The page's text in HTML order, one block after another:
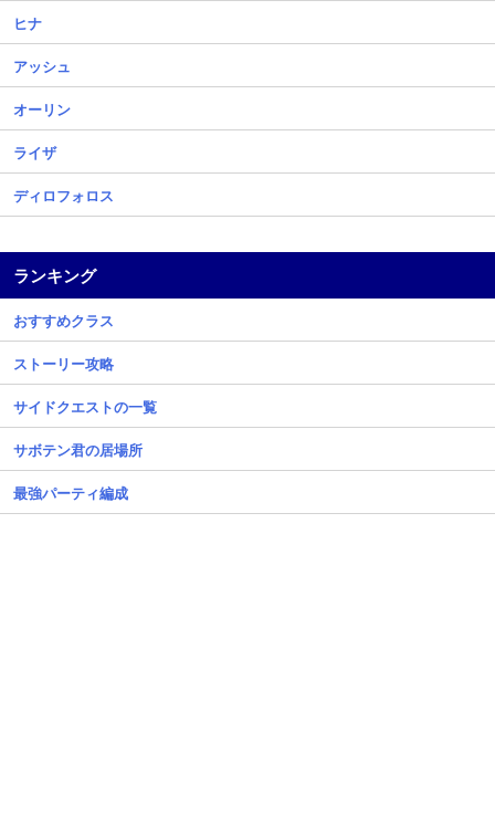
ヒナ
アッシュ
オーリン
ライザ
ディロフォロス
ランキング
おすすめクラス
ストーリー攻略
サイドクエストの一覧
サボテン君の居場所
最強パーティ編成